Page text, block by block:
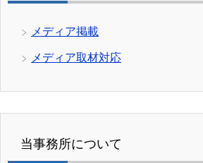
メディア掲載
メディア取材対応
当事務所について